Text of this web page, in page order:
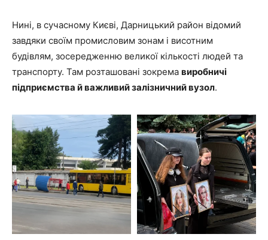
Нині, в сучасному Києві, Дарницький район відомий
завдяки своїм промисловим зонам і висотним
будівлям, зосередженню великої кількості людей та
транспорту. Там розташовані зокрема виробничі
підприємства й важливий залізничний вузол.